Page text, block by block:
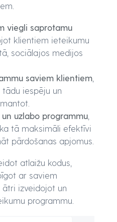
viegli saprotamu
klientiem ieteikumu
sociālajos medijos
saviem klientiem
iespēju un
uzlabo programmu
tā maksimāli efektīvi
pārdošanas apjomus.
atlaižu kodus,
ar saviem
izveidojot un
programmu.